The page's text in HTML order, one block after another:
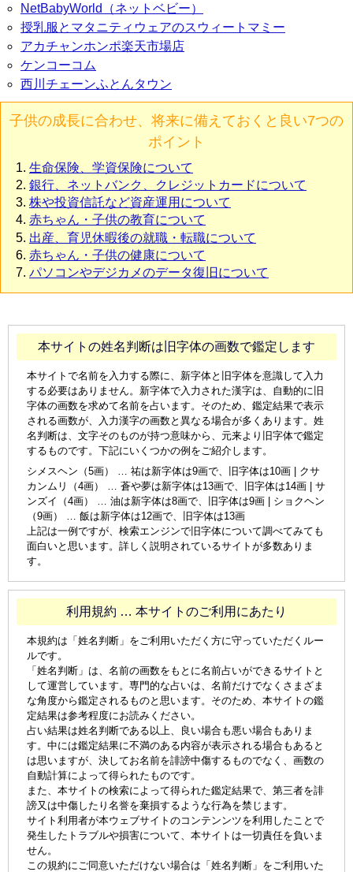
NetBabyWorld（ネットベビー）
授乳服とマタニティウェアのスウィートマミー
アカチャンホンポ楽天市場店
ケンコーコム
西川チェーンふとんタウン
子供の成長に合わせ、将来に備えておくと良い7つの
ポイント
生命保険、学資保険について
銀行、ネットバンク、クレジットカードについて
株や投資信託など資産運用について
赤ちゃん・子供の教育について
出産、育児休暇後の就職・転職について
赤ちゃん・子供の健康について
パソコンやデジカメのデータ復旧について
本サイトの姓名判断は旧字体の画数で鑑定します
本サイトで名前を入力する際に、新字体と旧字体を意識して入力
する必要はありません。新字体で入力された漢字は、自動的に旧
字体の画数を求めて名前を占います。そのため、鑑定結果で表示
される画数が、入力漢字の画数と異なる場合が多くあります。姓
名判断は、文字そのものが持つ意味から、元来より旧字体で鑑定
するものです。下記にいくつかの例をご紹介します。
シメスヘン（5画） … 祐は新字体は9画で、旧字体は10画 | クサ
カンムリ（4画） … 蒼や夢は新字体は13画で、旧字体は14画 | サ
ンズイ（4画） … 油は新字体は8画で、旧字体は9画 | ショクヘン
（9画） … 飯は新字体は12画で、旧字体は13画
上記は一例ですが、検索エンジンで旧字体について調べてみても
面白いと思います。詳しく説明されているサイトが多数ありま
す。
利用規約 … 本サイトのご利用にあたり
本規約は「姓名判断」をご利用いただく方に守っていただくルー
ルです。
「姓名判断」は、名前の画数をもとに名前占いができるサイトと
して運営しています。専門的な占いは、名前だけでなくさまざま
な角度から鑑定されるものと思います。そのため、本サイトの鑑
定結果は参考程度にお読みください。
占い結果は姓名判断である以上、良い場合も悪い場合もありま
す。中には鑑定結果に不満のある内容が表示される場合もあると
は思いますが、決してお名前を誹謗中傷するものでなく、画数の
自動計算によって得られたものです。
また、本サイトの検索によって得られた鑑定結果で、第三者を誹
謗又は中傷したり名誉を棄損するような行為を禁じます。
サイト利用者が本ウェブサイトのコンテンンツを利用したことで
発生したトラブルや損害について、本サイトは一切責任を負いま
せん。
この規約にご同意いただけない場合は「姓名判断」をご利用いた